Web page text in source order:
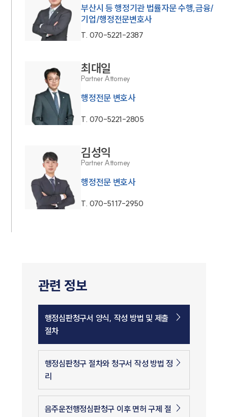
부산시 등 행정기관 법률자문 수행,금융/
기업/행정전문변호사
T. 070-5221-2387
최대일
Partner Attorney
행정전문 변호사
T. 070-5221-2805
김성익
Partner Attorney
행정전문 변호사
T. 070-5117-2950
관련 정보
행정심판청구서 양식, 작성 방법 및 제출
절차
행정심판청구 절차와 청구서 작성 방법 정
리
음주운전행정심판청구 이후 면허 구제 절